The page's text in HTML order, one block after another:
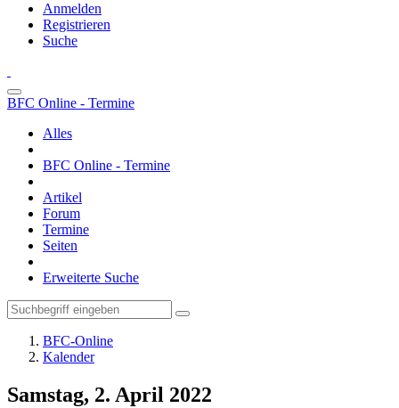
Anmelden
Registrieren
Suche
BFC Online - Termine
Alles
BFC Online - Termine
Artikel
Forum
Termine
Seiten
Erweiterte Suche
BFC-Online
Kalender
Samstag, 2. April 2022